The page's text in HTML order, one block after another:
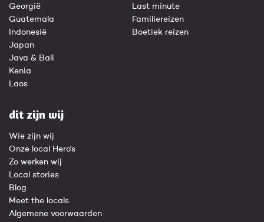
Georgië
Guatemala
Indonesië
Japan
Java & Bali
Kenia
Laos
Last minute
Familiereizen
Boetiek reizen
dit zijn wij
Wie zijn wij
Onze local Hero's
Zo werken wij
Local stories
Blog
Meet the locals
Algemene voorwaarden